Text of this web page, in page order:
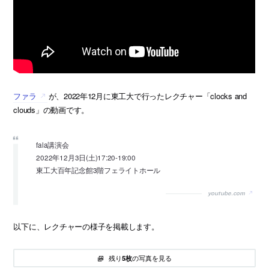
ファラ
が、2022年12月に東工大で行ったレクチャー「clocks and
clouds」の動画です。
fala講演会
2022年12月3日(土)17:20-19:00
東工大百年記念館3階フェライトホール
youtube.com
以下に、レクチャーの様子を掲載します。
残り5枚の写真を見る